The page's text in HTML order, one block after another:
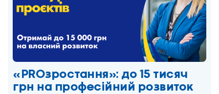
«PROзростання»: до 15 тисяч
грн на професійний розвиток